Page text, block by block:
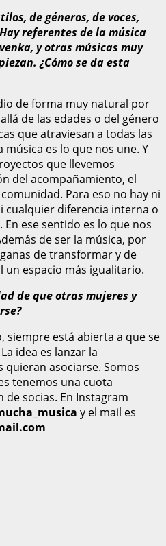
de géneros, de voces,
referentes de la música
y otras músicas muy
¿Cómo se da esta
de forma muy natural por
de las edades o del género
que atraviesan a todas las
es lo que nos une. Y
que llevemos
del acompañamiento, el
Para eso no hay ni
cualquier diferencia interna o
ese sentido es lo que nos
de ser la música, por
de transformar y de
un espacio más igualitario.
de que otras mujeres y
siempre está abierta a que se
idea es lanzar la
asociarse. Somos
tenemos una cuota
socias. En Instagram
y el mail es